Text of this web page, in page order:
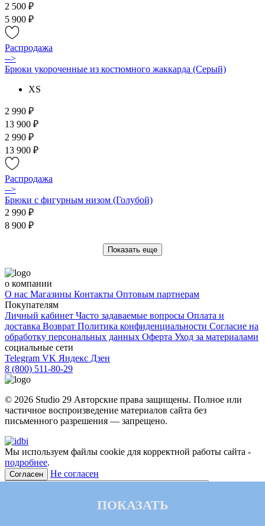
2 500 ₽
5 900 ₽
Распродажа
-->
Брюки укороченные из костюмного жаккарда (Серый)
XS
2 990 ₽
13 900 ₽
2 990 ₽
13 900 ₽
Распродажа
-->
Брюки с фигурным низом (Голубой)
2 990 ₽
8 900 ₽
Показать еще
о компании
О нас Магазины Контакты Оптовым партнерам
Покупателям
Личный кабинет Часто задаваемые вопросы Оплата и
доставка Возврат Политика конфиденциальности Согласие на
обработку персональных данных Оферта Уход за материалами
социальные сети
Telegram VK Яндекс Дзен
8 (800) 511-80-29
© 2026 Studio 29 Авторские права защищены. Полное или
частичное воспроизведение материалов cайта без
письменного разрешения — запрещено.
Мы используем файлы cookie для корректной работы сайта -
подробнее.
Согласен Не согласен